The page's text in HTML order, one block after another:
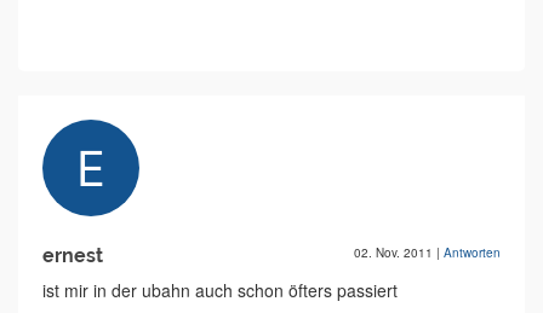
ernest 02. Nov. 2011 | Antworten
ist mir in der ubahn auch schon öfters passiert